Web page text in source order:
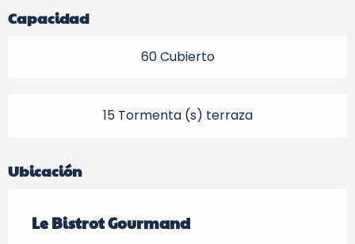
Capacidad
60 Cubierto
15 Tormenta (s) terraza
Ubicación
Le Bistrot Gourmand